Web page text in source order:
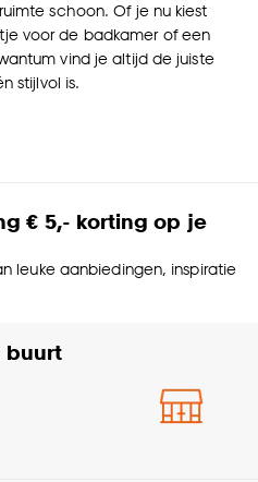
schoon. Of je nu kiest
voor de badkamer of een
vind je altijd de juiste
stijlvol is.
€ 5,- korting op je
leuke aanbiedingen, inspiratie
buurt